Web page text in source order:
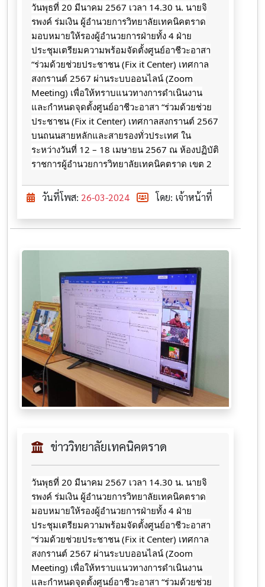
วันพุธที่ 20 มีนาคม 2567 เวลา 14.30 น. นายจิ
รพงค์ ร่มเงิน ผู้อำนวยการวิทยาลัยเทคนิคตราด
มอบหมายให้รองผู้อำนวยการฝ่ายทั้ง 4 ฝ่าย
ประชุมเตรียมความพร้อมจัดตั้งศูนย์อาชีวะอาสา
“ร่วมด้วยช่วยประชาชน (Fix it Center) เทศกาล
สงกรานต์ 2567 ผ่านระบบออนไลน์ (Zoom
Meeting) เพื่อให้ทราบแนวทางการดำเนินงาน
และกำหนดจุดตั้งศูนย์อาชีวะอาสา “ร่วมด้วยช่วย
ประชาชน (Fix it Center) เทศกาลสงกรานต์ 2567
บนถนนสายหลักและสายรองทั่วประเทศ ใน
ระหว่างวันที่ 12 – 18 เมษายน 2567 ณ ห้องปฏิบัติ
ราชการผู้อำนวยการวิทยาลัยเทคนิคตราด เขต 2
วันที่โพส: 26-03-2024 โดย: เจ้าหน้าที่
ข่าววิทยาลัยเทคนิคตราด
วันพุธที่ 20 มีนาคม 2567 เวลา 14.30 น. นายจิ
รพงค์ ร่มเงิน ผู้อำนวยการวิทยาลัยเทคนิคตราด
มอบหมายให้รองผู้อำนวยการฝ่ายทั้ง 4 ฝ่าย
ประชุมเตรียมความพร้อมจัดตั้งศูนย์อาชีวะอาสา
“ร่วมด้วยช่วยประชาชน (Fix it Center) เทศกาล
สงกรานต์ 2567 ผ่านระบบออนไลน์ (Zoom
Meeting) เพื่อให้ทราบแนวทางการดำเนินงาน
และกำหนดจุดตั้งศูนย์อาชีวะอาสา “ร่วมด้วยช่วย